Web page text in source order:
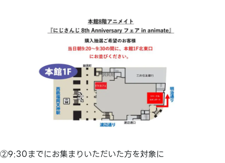
②9:30までにお集まりいただいた方を対象に